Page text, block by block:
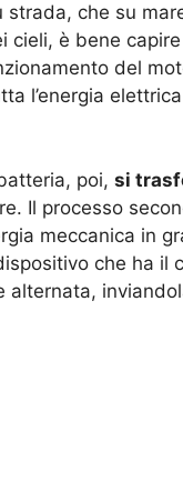
che su
cieli, è bene
del
l’energia
poi, si
Il processo
meccanica in
che ha
alternata,